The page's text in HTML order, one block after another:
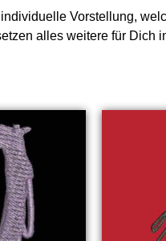
Vorstellung,
alles weitere für Dich